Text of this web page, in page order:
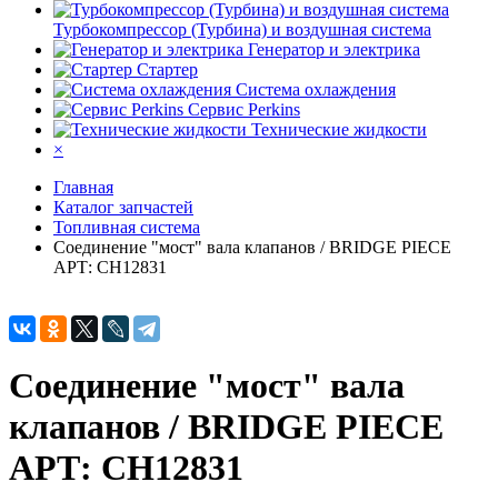
Турбокомпрессор (Турбина) и воздушная система
Генератор и электрика
Стартер
Система охлаждения
Сервис Perkins
Технические жидкости
×
Главная
Каталог запчастей
Топливная система
Соединение "мост" вала клапанов / BRIDGE PIECE
АРТ: CH12831
Соединение "мост" вала
клапанов / BRIDGE PIECE
АРТ: CH12831